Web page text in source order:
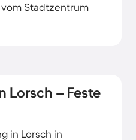
Stadtzentrum
Lorsch – Feste
in Lorsch in